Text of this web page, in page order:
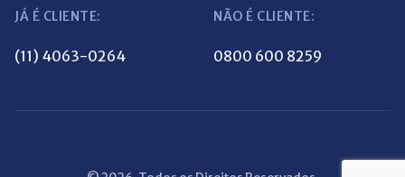
JÁ É CLIENTE:
(11) 4063-0264
NÃO É CLIENTE:
0800 600 8259